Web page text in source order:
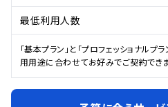
最低利用人数
「基本プラン」と「プロフェッショナルプ
用用途に合わせてお好みでご契約できま